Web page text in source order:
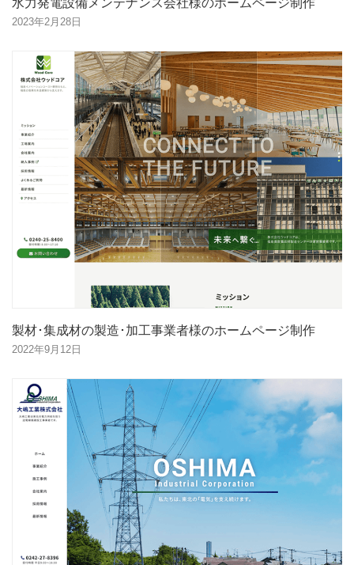
水力発電設備メンテナンス会社様のホームページ制作
2023年2月28日
製材･集成材の製造･加工事業者様のホームページ制作
2022年9月12日